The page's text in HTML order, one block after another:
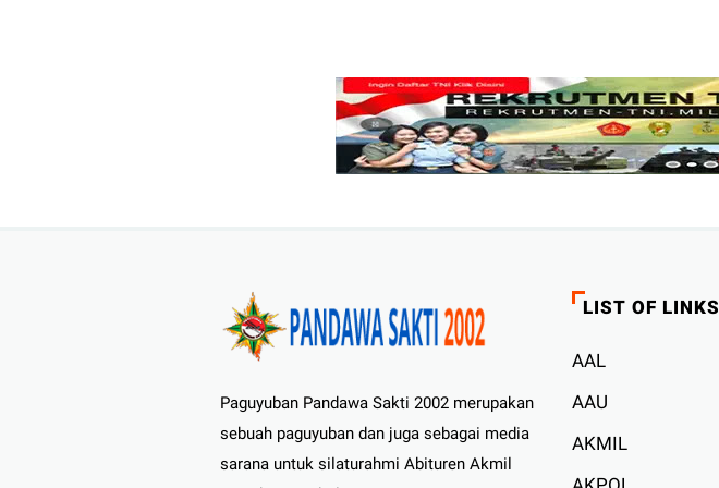
Paguyuban Pandawa Sakti 2002 merupakan
sebuah paguyuban dan juga sebagai media
sarana untuk silaturahmi Abituren Akmil
LIST OF LINKS
AAL
AAU
AKMIL